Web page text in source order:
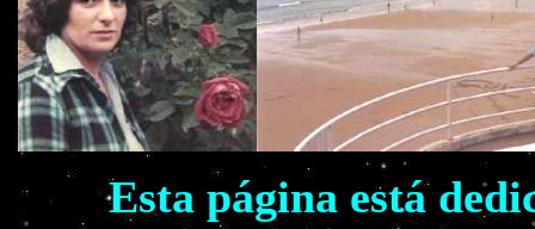
Esta página está